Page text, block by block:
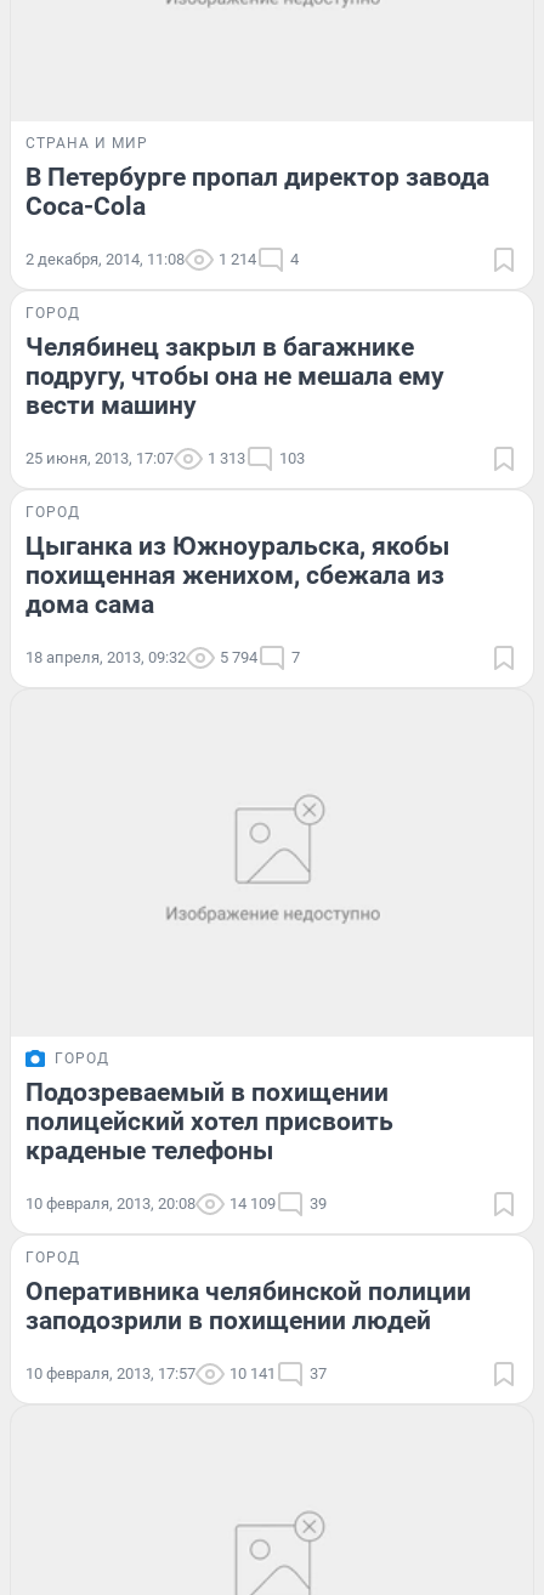
СТРАНА И МИР
В Петербурге пропал директор завода
Coca-Cola
2 декабря, 2014, 11:08 1 214 4
ГОРОД
Челябинец закрыл в багажнике
подругу, чтобы она не мешала ему
вести машину
25 июня, 2013, 17:07 1 313 103
ГОРОД
Цыганка из Южноуральска, якобы
похищенная женихом, сбежала из
дома сама
18 апреля, 2013, 09:32 5 794 7
ГОРОД
Подозреваемый в похищении
полицейский хотел присвоить
краденые телефоны
10 февраля, 2013, 20:08 14 109 39
ГОРОД
Оперативника челябинской полиции
заподозрили в похищении людей
10 февраля, 2013, 17:57 10 141 37